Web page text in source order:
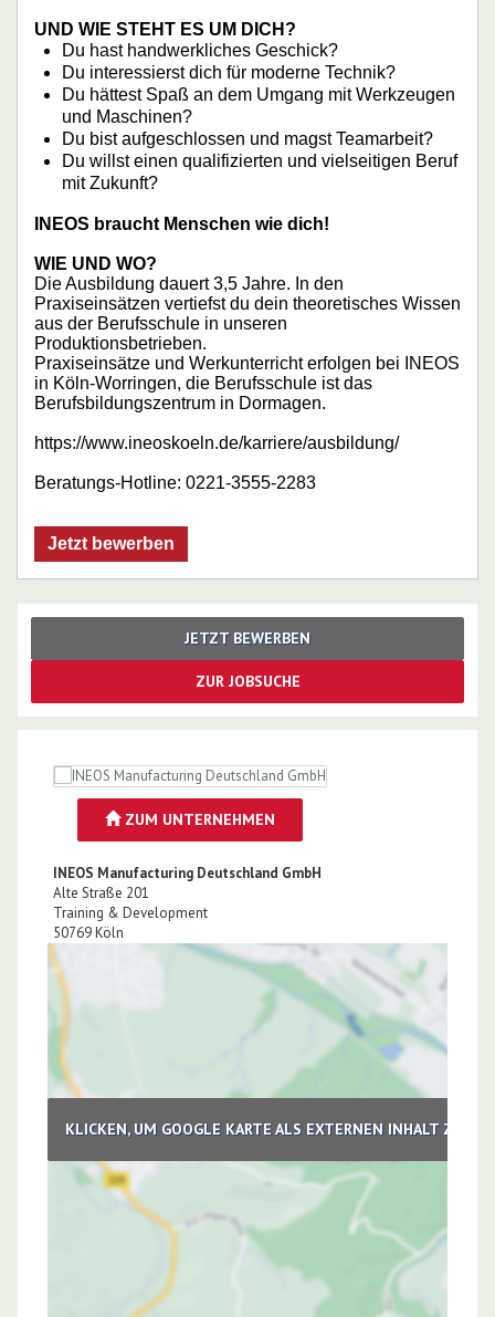
UND WIE STEHT ES UM DICH?
Du hast handwerkliches Geschick?
Du interessierst dich für moderne Technik?
Du hättest Spaß an dem Umgang mit Werkzeugen
und Maschinen?
Du bist aufgeschlossen und magst Teamarbeit?
Du willst einen qualifizierten und vielseitigen Beruf
mit Zukunft?
INEOS braucht Menschen wie dich!
WIE UND WO?
Die Ausbildung dauert 3,5 Jahre. In den
Praxiseinsätzen vertiefst du dein theoretisches Wissen
aus der Berufsschule in unseren
Produktionsbetrieben.
Praxiseinsätze und Werkunterricht erfolgen bei INEOS
in Köln-Worringen, die Berufsschule ist das
Berufsbildungszentrum in Dormagen.
https://www.ineoskoeln.de/karriere/ausbildung/
Beratungs-Hotline: 0221-3555-2283
Jetzt bewerben
JETZT BEWERBEN
ZUR JOBSUCHE
ZUM UNTERNEHMEN
INEOS Manufacturing Deutschland GmbH
Alte Straße 201
Training & Development
50769Köln
KLICKEN, UM GOOGLE KARTE ALS EXTERNEN INHALT ZU